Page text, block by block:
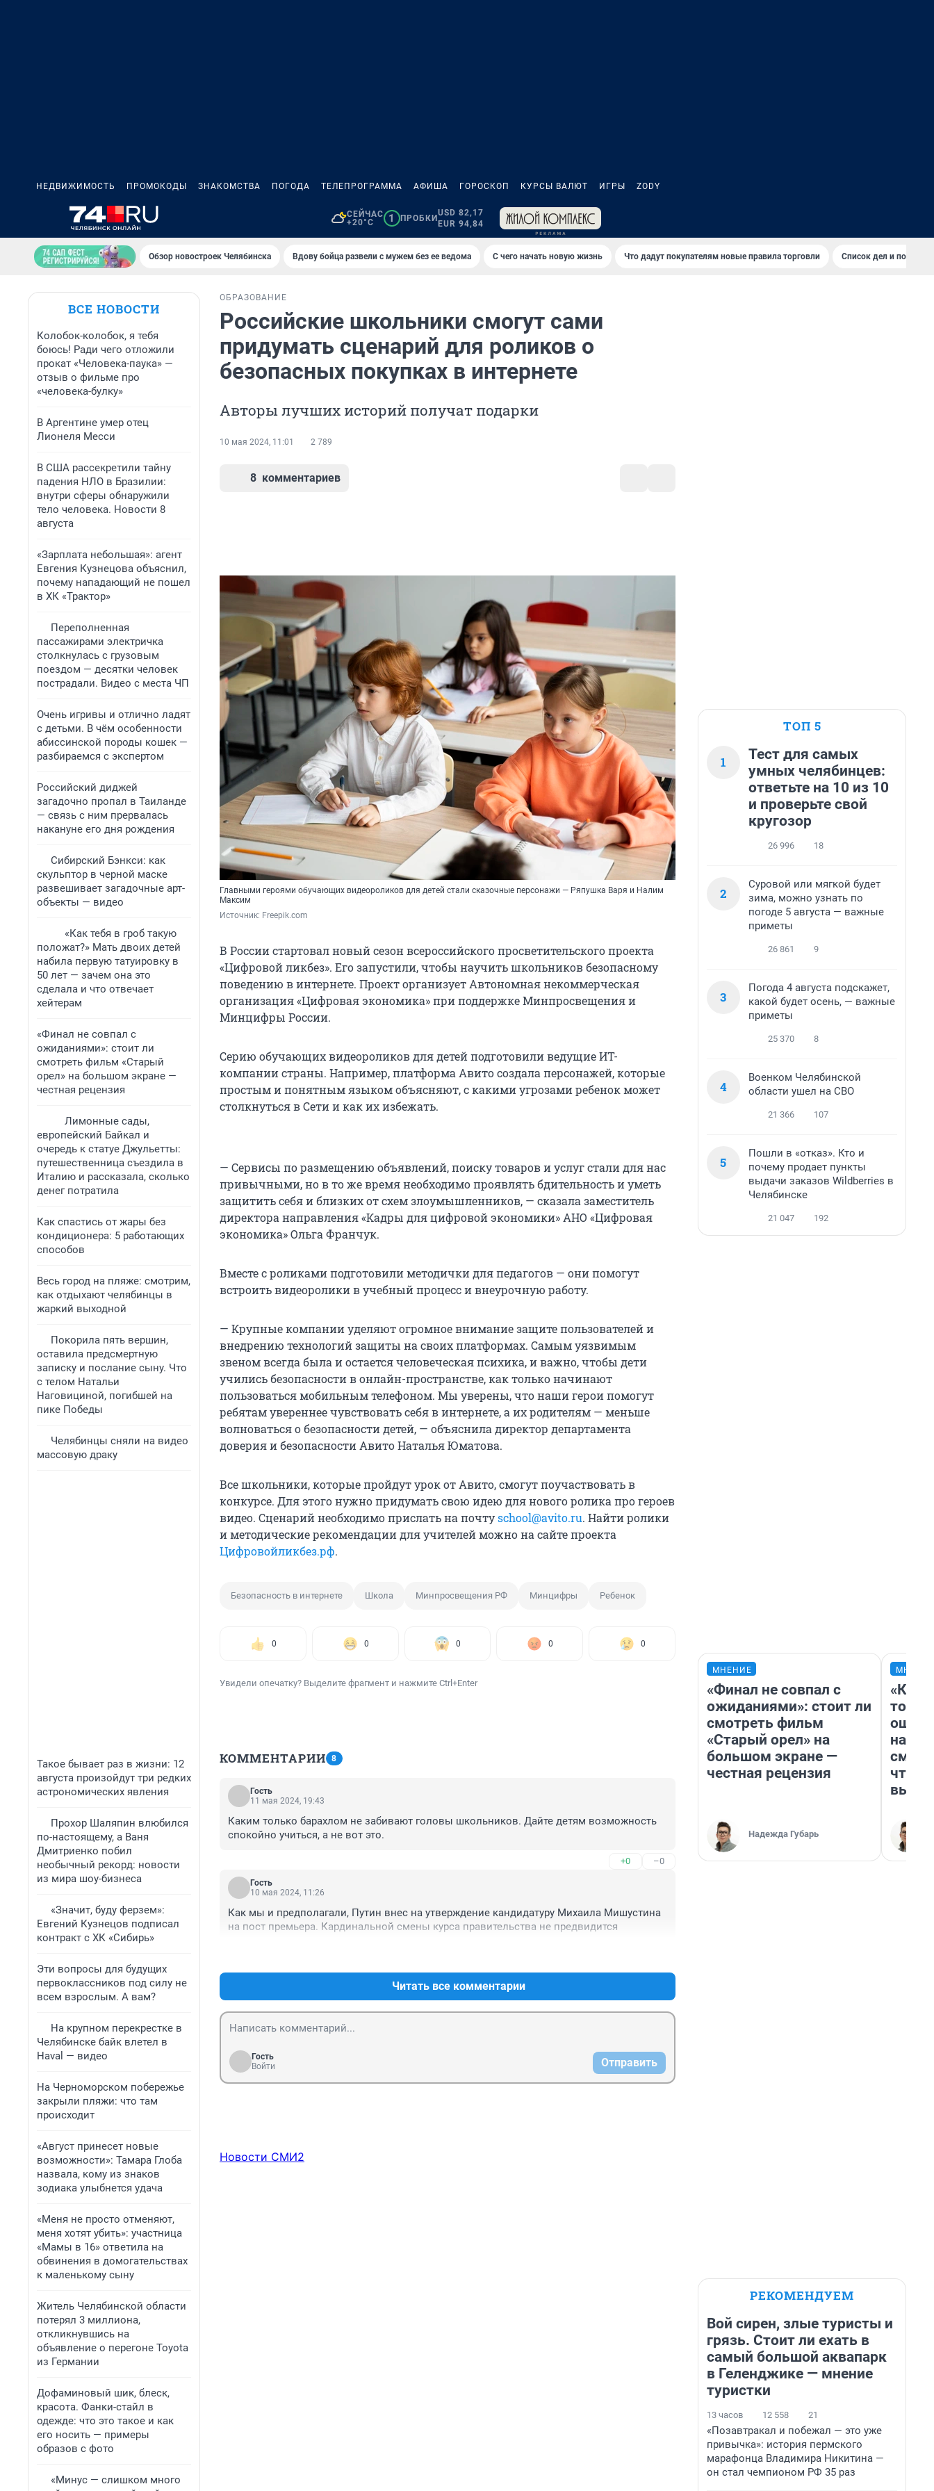
НЕДВИЖИМОСТЬ ПРОМОКОДЫ ЗНАКОМСТВА ПОГОДА ТЕЛЕПРОГРАММА АФИША ГОРОСКОП КУРСЫ ВАЛЮТ ИГРЫ ZODY
СЕЙЧАС
+20°C
1 ПРОБКИ
USD 82,17
EUR 94,84
Обзор новостроек Челябинска Вдову бойца развели с мужем без ее ведома С чего начать новую жизнь Что дадут покупателям новые правила торговли Список дел и покупок
ВСЕ НОВОСТИ
Колобок-колобок, я тебя
боюсь! Ради чего отложили
прокат «Человека-паука» —
отзыв о фильме про
«человека-булку»
В Аргентине умер отец
Лионеля Месси
В США рассекретили тайну
падения НЛО в Бразилии:
внутри сферы обнаружили
тело человека. Новости 8
августа
«Зарплата небольшая»: агент
Евгения Кузнецова объяснил,
почему нападающий не пошел
в ХК «Трактор»
Переполненная
пассажирами электричка
столкнулась с грузовым
поездом — десятки человек
пострадали. Видео с места ЧП
Очень игривы и отлично ладят
с детьми. В чём особенности
абиссинской породы кошек —
разбираемся с экспертом
Российский диджей
загадочно пропал в Таиланде
— связь с ним прервалась
накануне его дня рождения
Сибирский Бэнкси: как
скульптор в черной маске
развешивает загадочные арт-
объекты — видео
«Как тебя в гроб такую
положат?» Мать двоих детей
набила первую татуировку в
50 лет — зачем она это
сделала и что отвечает
хейтерам
«Финал не совпал с
ожиданиями»: стоит ли
смотреть фильм «Старый
орел» на большом экране —
честная рецензия
Лимонные сады,
европейский Байкал и
очередь к статуе Джульетты:
путешественница съездила в
Италию и рассказала, сколько
денег потратила
Как спастись от жары без
кондиционера: 5 работающих
способов
Весь город на пляже: смотрим,
как отдыхают челябинцы в
жаркий выходной
Покорила пять вершин,
оставила предсмертную
записку и послание сыну. Что
с телом Натальи
Наговициной, погибшей на
пике Победы
Челябинцы сняли на видео
массовую драку
Такое бывает раз в жизни: 12
августа произойдут три редких
астрономических явления
Прохор Шаляпин влюбился
по-настоящему, а Ваня
Дмитриенко побил
необычный рекорд: новости
из мира шоу-бизнеса
«Значит, буду ферзем»:
Евгений Кузнецов подписал
контракт с ХК «Сибирь»
Эти вопросы для будущих
первоклассников под силу не
всем взрослым. А вам?
На крупном перекрестке в
Челябинске байк влетел в
Haval — видео
На Черноморском побережье
закрыли пляжи: что там
происходит
«Август принесет новые
возможности»: Тамара Глоба
назвала, кому из знаков
зодиака улыбнется удача
«Меня не просто отменяют,
меня хотят убить»: участница
«Мамы в 16» ответила на
обвинения в домогательствах
к маленькому сыну
Житель Челябинской области
потерял 3 миллиона,
откликнувшись на
объявление о перегоне Toyota
из Германии
Дофаминовый шик, блеск,
красота. Фанки-стайл в
одежде: что это такое и как
его носить — примеры
образов с фото
«Минус — слишком много
ОБРАЗОВАНИЕ
Российские школьники смогут сами
придумать сценарий для роликов о
безопасных покупках в интернете
Авторы лучших историй получат подарки
10 мая 2024, 11:01 2 789
8 комментариев
Главными героями обучающих видеороликов для детей стали сказочные персонажи — Ряпушка Варя и Налим
Максим
Источник: Freepik.com
В России стартовал новый сезон всероссийского просветительского проекта
«Цифровой ликбез». Его запустили, чтобы научить школьников безопасному
поведению в интернете. Проект организует Автономная некоммерческая
организация «Цифровая экономика» при поддержке Минпросвещения и
Минцифры России.
Серию обучающих видеороликов для детей подготовили ведущие ИТ-
компании страны. Например, платформа Авито создала персонажей, которые
простым и понятным языком объясняют, с какими угрозами ребенок может
столкнуться в Cети и как их избежать.
— Сервисы по размещению объявлений, поиску товаров и услуг стали для нас
привычными, но в то же время необходимо проявлять бдительность и уметь
защитить себя и близких от схем злоумышленников, — сказала заместитель
директора направления «Кадры для цифровой экономики» АНО «Цифровая
экономика» Ольга Франчук.
Вместе с роликами подготовили методички для педагогов — они помогут
встроить видеоролики в учебный процесс и внеурочную работу.
— Крупные компании уделяют огромное внимание защите пользователей и
внедрению технологий защиты на своих платформах. Самым уязвимым
звеном всегда была и остается человеческая психика, и важно, чтобы дети
учились безопасности в онлайн-пространстве, как только начинают
пользоваться мобильным телефоном. Мы уверены, что наши герои помогут
ребятам увереннее чувствовать себя в интернете, а их родителям — меньше
волноваться о безопасности детей, — объяснила директор департамента
доверия и безопасности Авито Наталья Юматова.
Все школьники, которые пройдут урок от Авито, смогут поучаствовать в
конкурсе. Для этого нужно придумать свою идею для нового ролика про героев
видео. Сценарий необходимо прислать на почтуschool@avito.ru. Найти ролики
и методические рекомендации для учителей можно на сайте проекта
Цифровойликбез.рф.
Безопасность в интернете Школа Минпросвещения РФ Минцифры Ребенок
0 0 0 0 0
Увидели опечатку? Выделите фрагмент и нажмите Ctrl+Enter
КОММЕНТАРИИ 8
Гость
11 мая 2024, 19:43
Каким только барахлом не забивают головы школьников. Дайте детям возможность
спокойно учиться, а не вот это.
+0 –0
Гость
10 мая 2024, 11:26
Как мы и предполагали, Путин внес на утверждение кандидатуру Михаила Мишустина
на пост премьера. Кардинальной смены курса правительства не предвидится
Читать все комментарии
Гость
Войти
Отправить
Новости СМИ2
ТОП 5
1
Тест для самых
умных челябинцев:
ответьте на 10 из 10
и проверьте свой
кругозор
26 996 18
2
Суровой или мягкой будет
зима, можно узнать по
погоде 5 августа — важные
приметы
26 861 9
3
Погода 4 августа подскажет,
какой будет осень, — важные
приметы
25 370 8
4
Военком Челябинской
области ушел на СВО
21 366 107
5
Пошли в «отказ». Кто и
почему продает пункты
выдачи заказов Wildberries в
Челябинске
21 047 192
МНЕНИЕ
«Финал не совпал с
ожиданиями»: стоит ли
смотреть фильм
«Старый орел» на
большом экране —
честная рецензия
Надежда Губарь
то
РЕКОМЕНДУЕМ
Вой сирен, злые туристы и
грязь. Стоит ли ехать в
самый большой аквапарк
в Геленджике — мнение
туристки
13 часов 12 558 21
«Позавтракал и побежал — это уже
привычка»: история пермского
марафонца Владимира Никитина —
он стал чемпионом РФ 35 раз